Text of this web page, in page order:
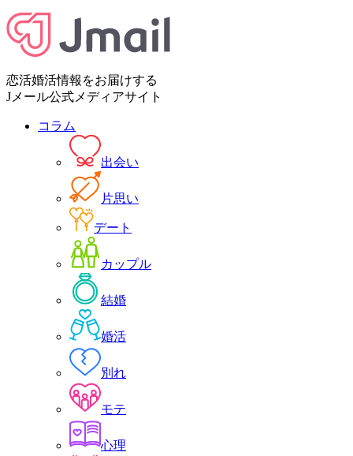
恋活婚活情報をお届けする
Jメール公式メディアサイト
コラム
出会い
片思い
デート
カップル
結婚
婚活
別れ
モテ
心理